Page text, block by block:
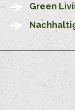
Green